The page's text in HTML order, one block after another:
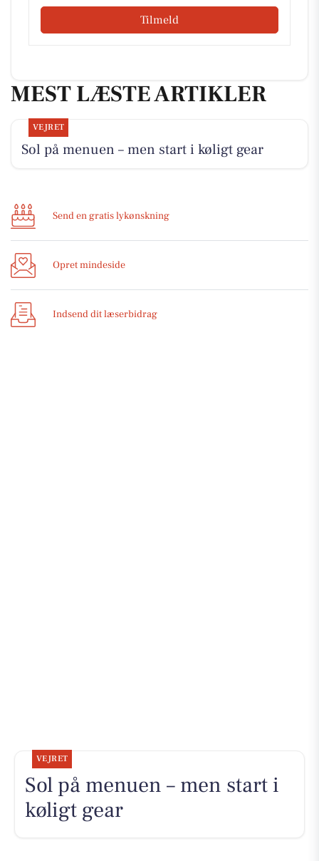
Tilmeld
MEST LÆSTE ARTIKLER
VEJRET
Sol på menuen – men start i køligt gear
Send en gratis lykønskning
Opret mindeside
Indsend dit læserbidrag
VEJRET
Sol på menuen – men start i
køligt gear